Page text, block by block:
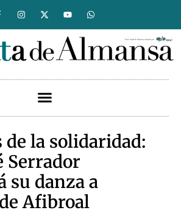
de la solidaridad:
Serrador
su danza a
Afibroal